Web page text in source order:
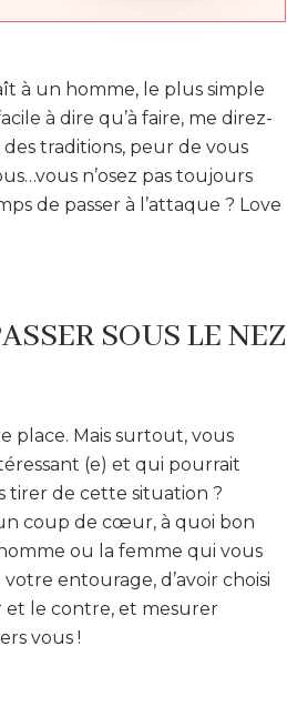
à un homme, le plus simple
à dire qu’à faire, me direz-
des traditions, peur de vous
n’osez pas toujours
de passer à l’attaque ? Love
SOUS LE NEZ
place. Mais surtout, vous
(e) et qui pourrait
tirer de cette situation ?
coup de cœur, à quoi bon
ou la femme qui vous
entourage, d’avoir choisi
et le contre, et mesurer
vous !